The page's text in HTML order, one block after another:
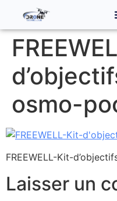
osmo-
FREEWELL-Kit-
Laisser un